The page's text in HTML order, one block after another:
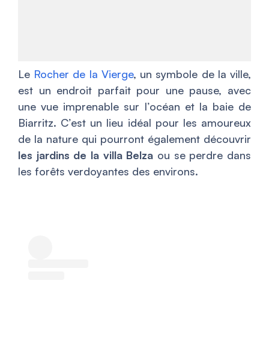
Le Rocher de la Vierge, un symbole de la ville,
est un endroit parfait pour une pause, avec
une vue imprenable sur l’océan et la baie de
Biarritz. C’est un lieu idéal pour les amoureux
de la nature qui pourront également découvrir
les jardins de la villa Belza ou se perdre dans
les forêts verdoyantes des environs.